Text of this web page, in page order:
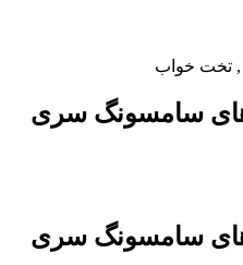
, تخت خواب
سامسونگ سری
سامسونگ سری